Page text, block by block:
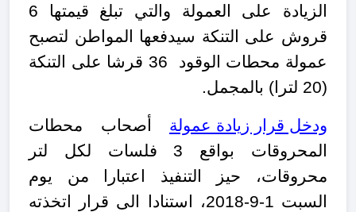
الزيادة على العمولة والتي تبلغ قيمتها 6
قروش على التنكة سيدفعها المواطن لتصبح
عمولة محطات الوقود 36 قرشا على التنكة
(20 لترا) بالمجمل.
ودخل قرار زيادة عمولة أصحاب محطات
المحروقات بواقع 3 فلسات لكل لتر
محروقات، حيز التنفيذ اعتبارا من يوم
السبت 1-9-2018، استنادا الى قرار اتخذته